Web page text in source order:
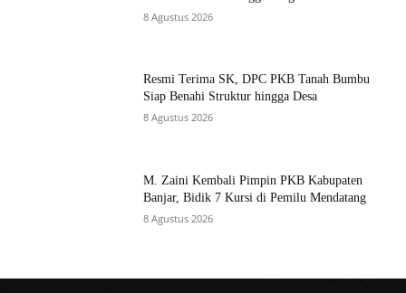
8 Agustus 2026
Resmi Terima SK, DPC PKB Tanah Bumbu
Siap Benahi Struktur hingga Desa
8 Agustus 2026
M. Zaini Kembali Pimpin PKB Kabupaten
Banjar, Bidik 7 Kursi di Pemilu Mendatang
8 Agustus 2026